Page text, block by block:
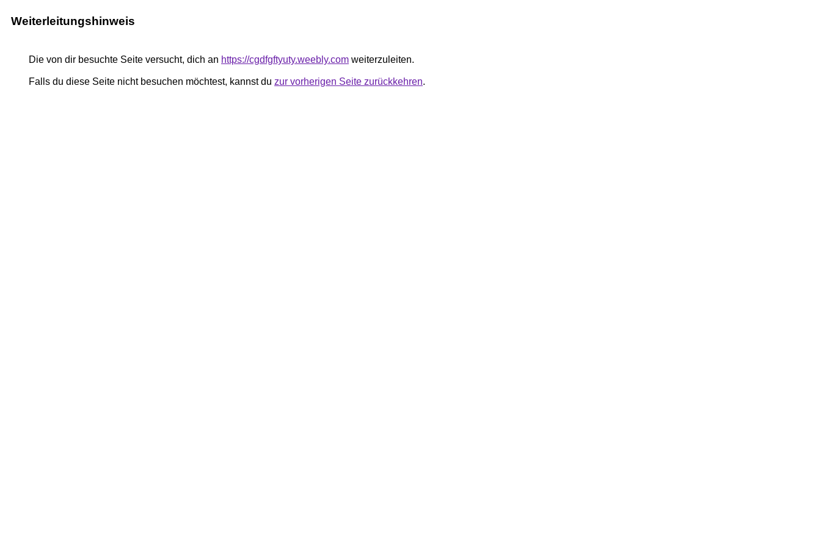
Weiterleitungshinweis
Die von dir besuchte Seite versucht, dich an https://cgdfgftyuty.weebly.com weiterzuleiten.
Falls du diese Seite nicht besuchen möchtest, kannst du zur vorherigen Seite zurückkehren.